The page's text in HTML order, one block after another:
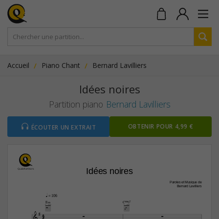
Accueil Piano Chant Bernard Lavilliers
Idées noires
Partition piano Bernard Lavilliers
ÉCOUTER UN EXTRAIT OBTENIR POUR 4,99 €
Idées noires
Paroles et Musique de
Bernard Lavilliers
E‹ CŒ„Š7
q = 106
4
 
